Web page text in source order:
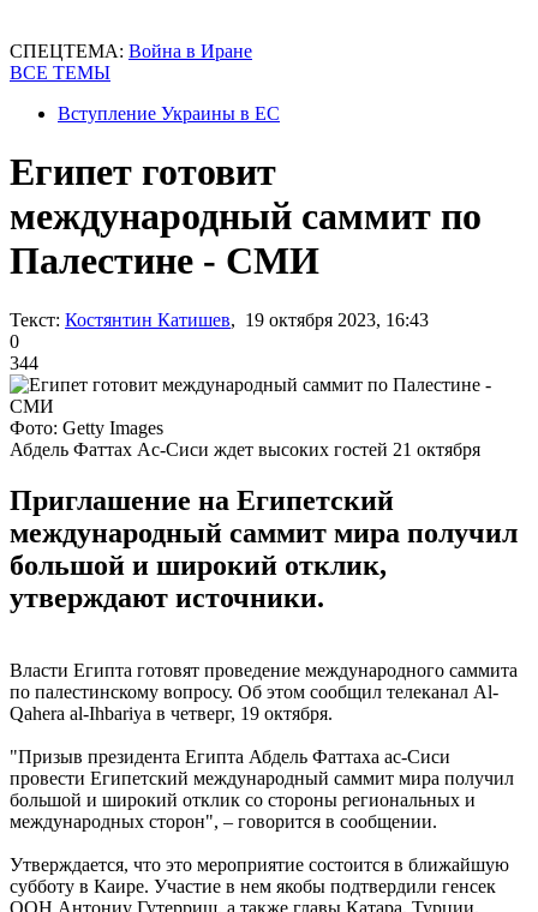
СПЕЦТЕМА: Война в Иране
ВСЕ ТЕМЫ
Вступление Украины в ЕС
Египет готовит
международный саммит по
Палестине - СМИ
Текст: Костянтин Катишев, 19 октября 2023, 16:43
0
344
Фото: Getty Images
Абдель Фаттах Ас-Сиси ждет высоких гостей 21 октября
Приглашение на Египетский
международный саммит мира получил
большой и широкий отклик,
утверждают источники.
Власти Египта готовят проведение международного саммита
по палестинскому вопросу. Об этом сообщил телеканал Al-
Qahera al-Ihbariya в четверг, 19 октября.
"Призыв президента Египта Абдель Фаттаха ас-Сиси
провести Египетский международный саммит мира получил
большой и широкий отклик со стороны региональных и
международных сторон", – говорится в сообщении.
Утверждается, что это мероприятие состоится в ближайшую
субботу в Каире. Участие в нем якобы подтвердили генсек
ООН Антониу Гутерриш, а также главы Катара, Турции,